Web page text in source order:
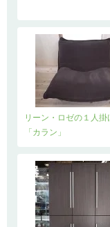
リーン・ロゼの１人掛
「カラン」